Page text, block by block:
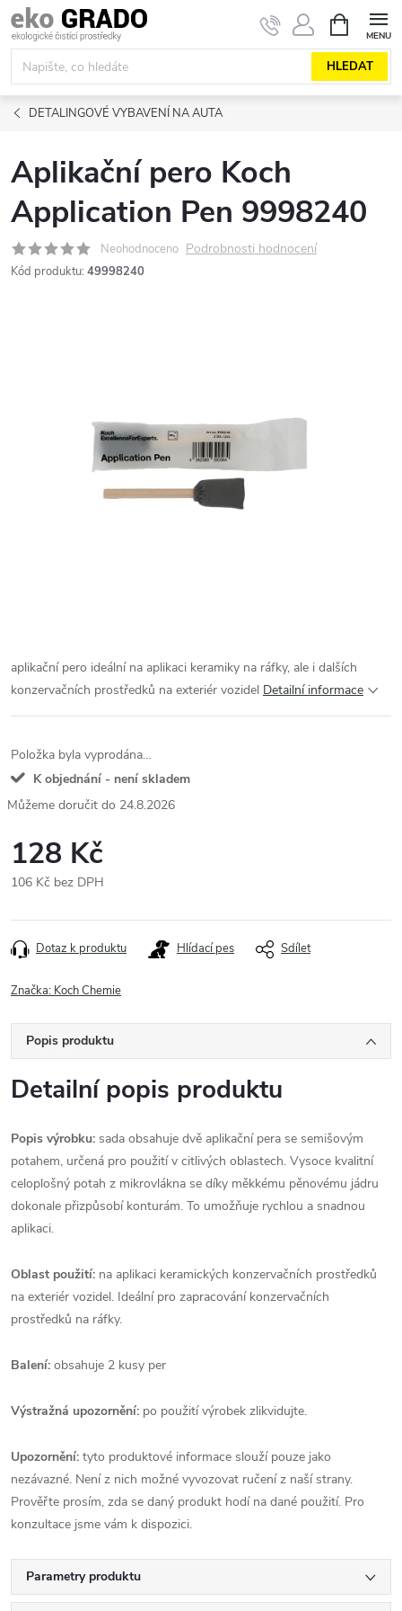
Přejít
na
obsah
HLEDAT
NÁKUPNÍ
KOŠÍK
DETALINGOVÉ VYBAVENÍ NA AUTA
Aplikační pero Koch
Application Pen 9998240
Neohodnoceno Podrobnosti hodnocení
Kód produktu: 49998240
aplikační pero ideální na aplikaci keramiky na ráfky, ale i dalších
konzervačních prostředků na exteriér vozidel Detailní informace
Položka byla vyprodána…
K objednání - není skladem
24.8.2026
128 Kč
106 Kč bez DPH
cena:
Dotaz k produktu Hlídací pes Sdílet
Značka: Koch Chemie
Popis produktu
Detailní popis produktu
Popis výrobku: sada obsahuje dvě aplikační pera se semišovým
potahem, určená pro použití v citlivých oblastech. Vysoce kvalitní
celoplošný potah z mikrovlákna se díky měkkému pěnovému jádru
dokonale přizpůsobí konturám. To umožňuje rychlou a snadnou
aplikaci.
Oblast použití: na aplikaci keramických konzervačních prostředků
na exteriér vozidel. Ideální pro zapracování konzervačních
prostředků na ráfky.
Balení: obsahuje 2 kusy per
Výstražná upozornění: po použití výrobek zlikvidujte.
Upozornění: tyto produktové informace slouží pouze jako
nezávazné. Není z nich možné vyvozovat ručení z naší strany.
Prověřte prosím, zda se daný produkt hodí na dané použití. Pro
konzultace jsme vám k dispozici.
Parametry produktu